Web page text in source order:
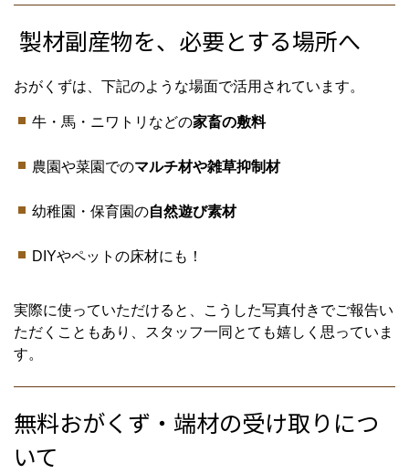
製材副産物を、必要とする場所へ
おがくずは、下記のような場面で活用されています。
牛・馬・ニワトリなどの家畜の敷料
農園や菜園でのマルチ材や雑草抑制材
幼稚園・保育園の自然遊び素材
DIYやペットの床材にも！
実際に使っていただけると、こうした写真付きでご報告い
ただくこともあり、スタッフ一同とても嬉しく思っていま
す。
無料おがくず・端材の受け取りにつ
いて